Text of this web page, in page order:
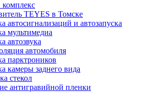
TEYES в Томске
автосигнализаций и автозапуска
мультимедиа
автозвука
автомобиля
парктроников
камеры заднего вида
стекол
антигравийной пленки